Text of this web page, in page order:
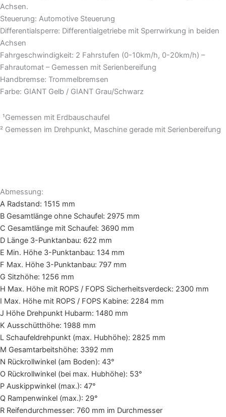
Achsen.
Steuerung: Automotive Steuerung
Differentialsperre: Differentialgetriebe mit Sperrwirkung in beiden
Achsen
Fahrgeschwindigkeit: 2 Fahrstufen (0-10km/h, 0-20km/h) –
Fahrautomat – Gemessen mit Serienbereifung
Handbremse: Trommelbremsen
Farbe: GIANT Gelb / GIANT Grau/Schwarz
¹Gemessen mit Erdbauschaufel
² Gemessen im Drehpunkt, Maschine gerade mit Serienbereifung
Abmessung:
A Radstand: 1515 mm
B Gesamtlänge ohne Schaufel: 2975 mm
C Gesamtlänge mit Schaufel: 3690 mm
D Länge 3-Punktanbau: 622 mm
E Min. Höhe 3-Punktanbau: 134 mm
F Max. Höhe 3-Punktanbau: 797 mm
G Sitzhöhe: 1256 mm
H Max. Höhe mit ROPS / FOPS Sicherheitsverdeck: 2300 mm
I Max. Höhe mit ROPS / FOPS Kabine: 2284 mm
J Höhe Drehpunkt Hubarm: 1480 mm
K Ausschütthöhe: 1988 mm
L Schaufeldrehpunkt (max. Hubhöhe): 2825 mm
M Gesamtarbeitshöhe: 3392 mm
N Rückrollwinkel (am Boden): 43°
O Rückrollwinkel (bei max. Hubhöhe): 53°
P Auskippwinkel (max.): 47°
Q Rampenwinkel (max.): 29°
R Reifendurchmesser: 760 mm im Durchmesser